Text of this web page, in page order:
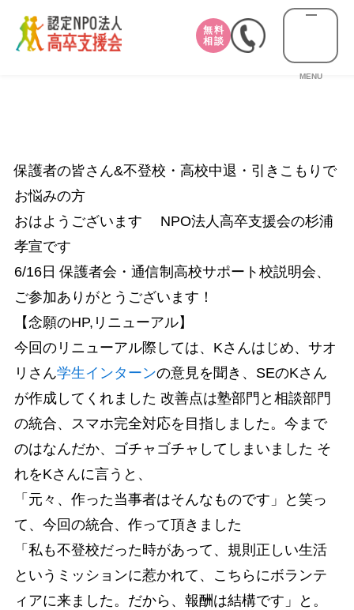
無料
相談
MENU
保護者の皆さん&不登校・高校中退・引きこもりで
お悩みの方
おはようございます NPO法人高卒支援会の杉浦
孝宣です
6/16日 保護者会・通信制高校サポート校説明会、
ご参加ありがとうございます！
【念願のHP,リニューアル】
今回のリニューアル際しては、Kさんはじめ、サオ
リさん学生インターンの意見を聞き、SEのKさん
が作成してくれました 改善点は塾部門と相談部門
の統合、スマホ完全対応を目指しました。今まで
のはなんだか、ゴチャゴチャしてしまいました そ
れをKさんに言うと、
「元々、作った当事者はそんなものです」と笑っ
て、今回の統合、作って頂きました
「私も不登校だった時があって、規則正しい生活
というミッションに惹かれて、こちらにボランテ
ィアに来ました。だから、報酬は結構です」と。